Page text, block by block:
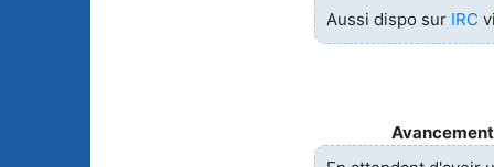
Tous les mangas
Aussi dispo sur IRC